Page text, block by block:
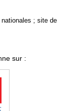
; site de
sur :